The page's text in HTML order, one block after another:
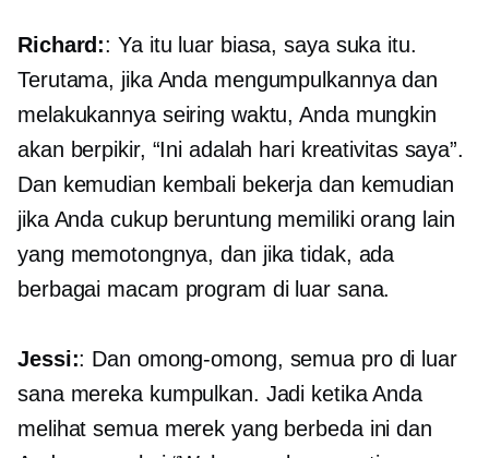
Richard:: Ya itu luar biasa, saya suka itu.
Terutama, jika Anda mengumpulkannya dan
melakukannya seiring waktu, Anda mungkin
akan berpikir, “Ini adalah hari kreativitas saya”.
Dan kemudian kembali bekerja dan kemudian
jika Anda cukup beruntung memiliki orang lain
yang memotongnya, dan jika tidak, ada
berbagai macam program di luar sana.
Jessi:: Dan omong-omong, semua pro di luar
sana mereka kumpulkan. Jadi ketika Anda
melihat semua merek yang berbeda ini dan